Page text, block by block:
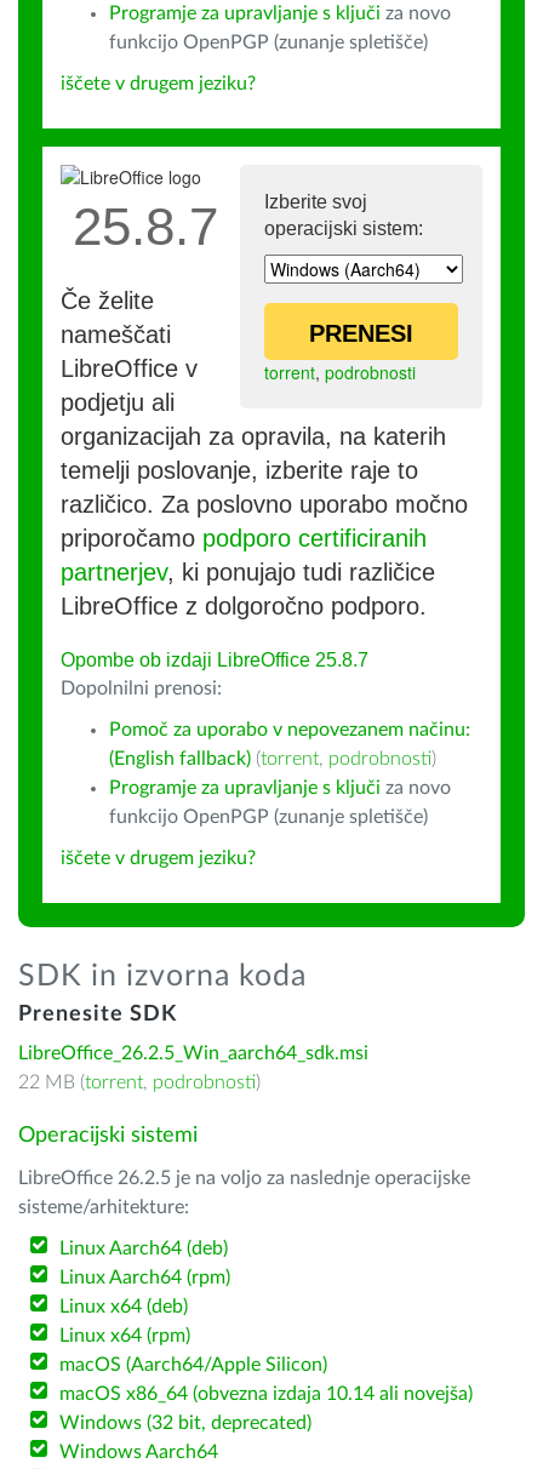
Programje za upravljanje s ključi za novo
funkcijo OpenPGP (zunanje spletišče)
iščete v drugem jeziku?
Izberite svoj
operacijski sistem:
PRENESI
torrent, podrobnosti
25.8.7
Če želite
nameščati
LibreOffice v
podjetju ali
organizacijah za opravila, na katerih
temelji poslovanje, izberite raje to
različico. Za poslovno uporabo močno
priporočamo podporo certificiranih
partnerjev, ki ponujajo tudi različice
LibreOffice z dolgoročno podporo.
Opombe ob izdaji LibreOffice 25.8.7
Dopolnilni prenosi:
Pomoč za uporabo v nepovezanem načinu:
(English fallback) (torrent, podrobnosti)
Programje za upravljanje s ključi za novo
funkcijo OpenPGP (zunanje spletišče)
iščete v drugem jeziku?
SDK in izvorna koda
Prenesite SDK
LibreOffice_26.2.5_Win_aarch64_sdk.msi
22 MB (torrent, podrobnosti)
Operacijski sistemi
LibreOffice 26.2.5 je na voljo za naslednje operacijske
sisteme/arhitekture:
Linux Aarch64 (deb)
Linux Aarch64 (rpm)
Linux x64 (deb)
Linux x64 (rpm)
macOS (Aarch64/Apple Silicon)
macOS x86_64 (obvezna izdaja 10.14 ali novejša)
Windows (32 bit, deprecated)
Windows Aarch64